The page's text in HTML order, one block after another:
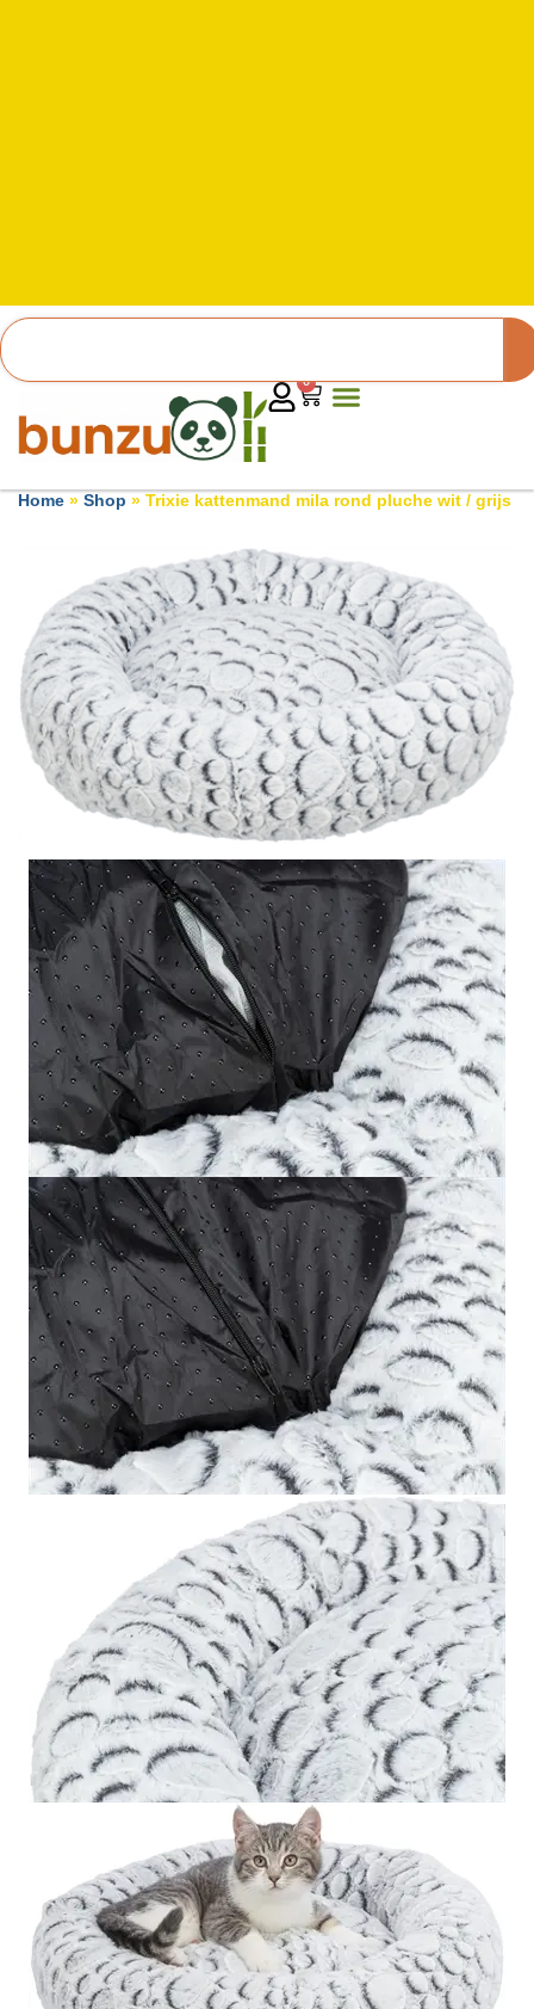
0
Home » Shop » Trixie kattenmand mila rond pluche wit / grijs